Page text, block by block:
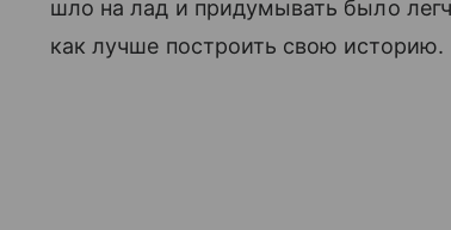
шло на лад и придумывать было
как лучше построить свою историю.